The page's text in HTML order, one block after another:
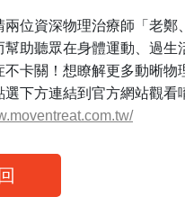
兩位資深物理治療師「老鄭
幫助聽眾在身體運動、過生
不卡關！想瞭解更多動晰物